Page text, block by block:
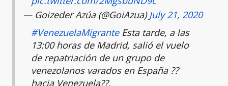
— Goizeder Azúa (@GoiAzua)July 21, 2020
#VenezuelaMigranteEsta tarde, a las
13:00 horas de Madrid, salió el vuelo
de repatriación de un grupo de
venezolanos varados en España ??
hacia Venezuela??.